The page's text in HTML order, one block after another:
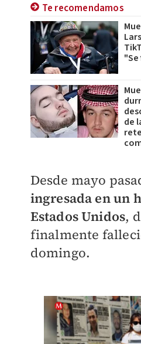
Te recomendamos
de
Desde mayo
ingresada en un
Estados Unidos,
finalmente
domingo.